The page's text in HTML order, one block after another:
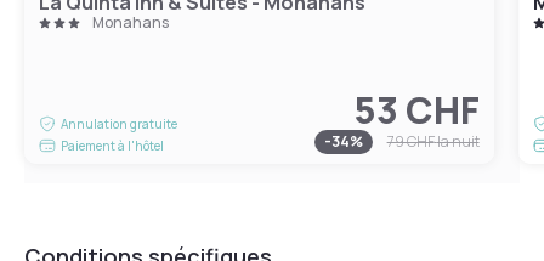
Monahans
Annulation gratuite
Paiement à l'hôtel
53 CHF
-34% 79 CHFla nuit